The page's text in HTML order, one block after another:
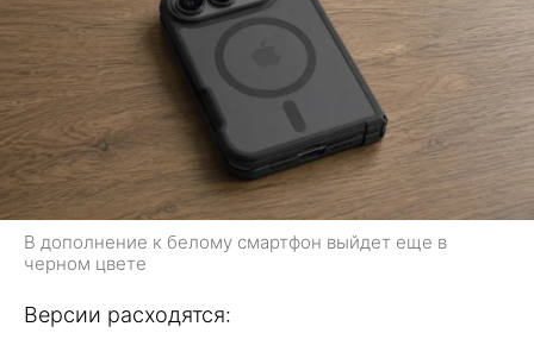
В дополнение к белому смартфон выйдет еще в
черном цвете
Версии расходятся: